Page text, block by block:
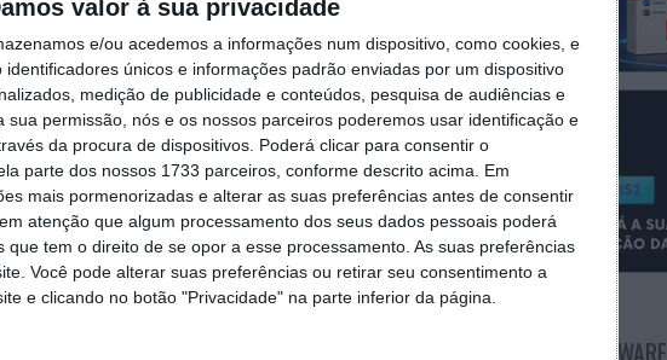
valor à sua privacidade
e/ou acedemos a informações num dispositivo, como cookies, e
únicos e informações padrão enviadas por um dispositivo
medição de publicidade e conteúdos, pesquisa de audiências e
sua permissão, nós e os nossos parceiros poderemos usar identificação e
da procura de dispositivos. Poderá clicar para consentir o
parte dos nossos 1733 parceiros, conforme descrito acima. Em
mais pormenorizadas e alterar as suas preferências antes de consentir
atenção que algum processamento dos seus dados pessoais poderá
que tem o direito de se opor a esse processamento. As suas preferências
Você pode alterar suas preferências ou retirar seu consentimento a
e clicando no botão "Privacidade" na parte inferior da página.